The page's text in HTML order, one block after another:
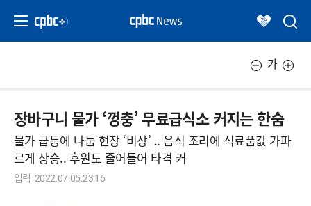
가
장바구니 물가 ‘껑충’ 무료급식소 커지는 한숨
물가 급등에 나눔 현장 ‘비상’ .. 음식 조리에 식료품값 가파
르게 상승.. 후원도 줄어들어 타격 커
입력 2022.07.05.23:16